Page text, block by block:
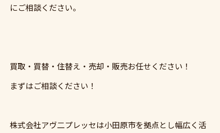
にご相談ください。
買取・買替・住替え・売却・販売お任せください！
まずはご相談ください！
株式会社アヴ二プレッセは小田原市を拠点とし幅広く活